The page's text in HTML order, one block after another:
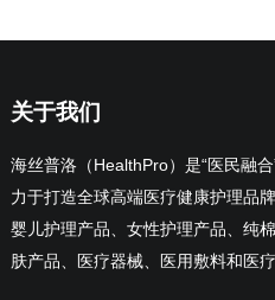
关于我们
海丝普洛（HealthPro）是“医民融
力于打造全球高端医疗健康护理品
婴儿护理产品、女性护理产品、纯
肤产品、医疗器械、医用敷料和医疗